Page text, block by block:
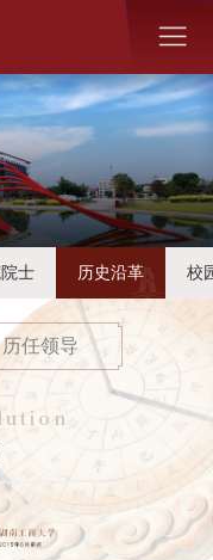
士 历史沿革 校
历任领导